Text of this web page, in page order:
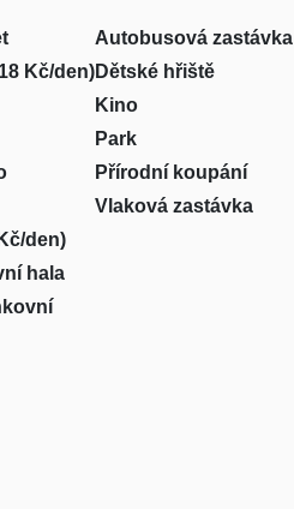
Kč/den)
den)
hala
Autobusová zastávka
Dětské hřiště
Kino
Park
Přírodní koupání
Vlaková zastávka